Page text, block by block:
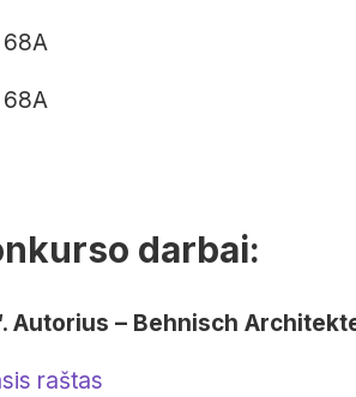
darbai:
Autorius – Behnisch
raštas